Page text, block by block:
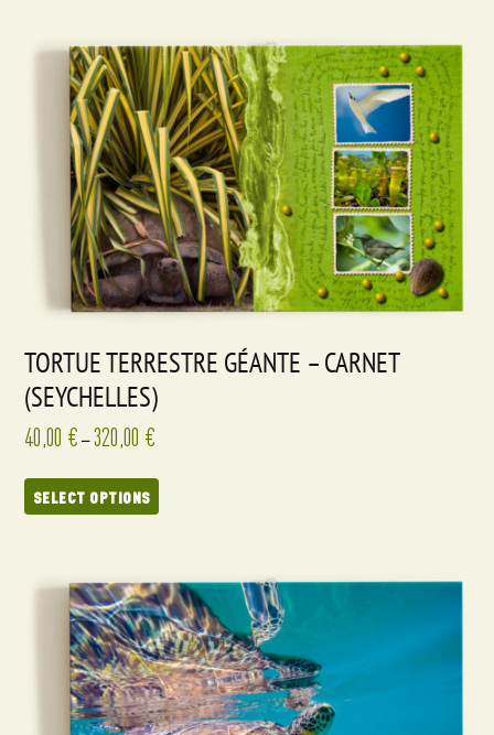
TORTUE TERRESTRE GÉANTE – CARNET
(SEYCHELLES)
40,00 € –320,00 €
SELECT OPTIONS